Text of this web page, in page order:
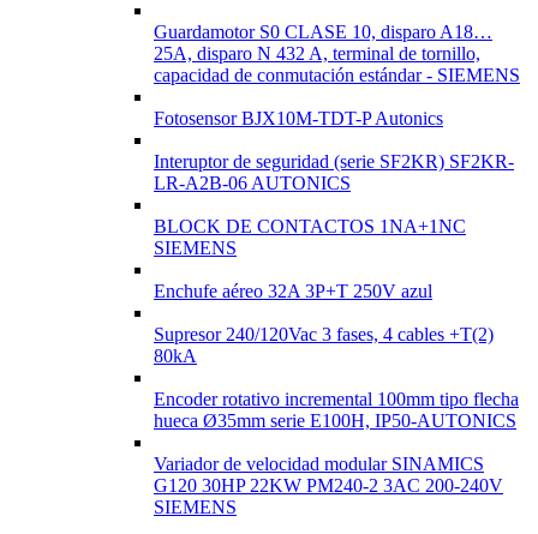
Guardamotor S0 CLASE 10, disparo A18…
25A, disparo N 432 A, terminal de tornillo,
capacidad de conmutación estándar - SIEMENS
Fotosensor BJX10M-TDT-P Autonics
Interuptor de seguridad (serie SF2KR) SF2KR-
LR-A2B-06 AUTONICS
BLOCK DE CONTACTOS 1NA+1NC
SIEMENS
Enchufe aéreo 32A 3P+T 250V azul
Supresor 240/120Vac 3 fases, 4 cables +T(2)
80kA
Encoder rotativo incremental 100mm tipo flecha
hueca Ø35mm serie E100H, IP50-AUTONICS
Variador de velocidad modular SINAMICS
G120 30HP 22KW PM240-2 3AC 200-240V
SIEMENS